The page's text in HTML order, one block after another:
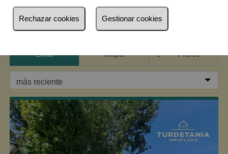
2 Inmuebles Centro/Calzada/Cabo
Noval (Cádiz)
Lista Mapa Filtros
más reciente
más reciente
Menos reciente
Baratos
Rechazar cookies Gestionar cookies